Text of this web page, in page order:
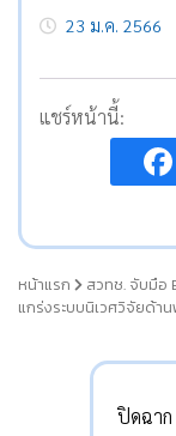
23 ม.ค. 2566
แชร์หน้านี้:
หน้าแรก
สวทช. จับมือ
แกร่งระบบนิเวศวิจัยด้า
ปิดฉาก